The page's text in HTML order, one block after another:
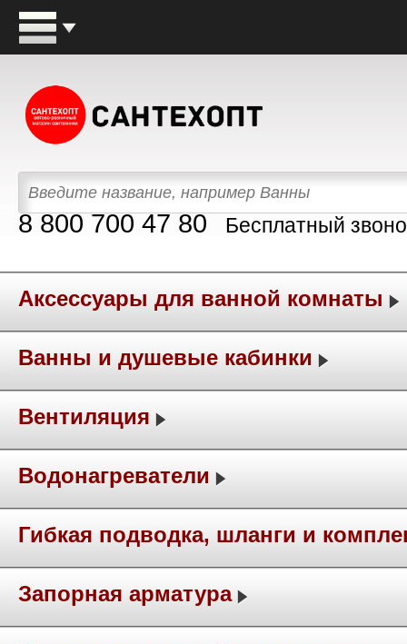
8 800 700 47 80 Бесплатный
Аксессуары для ванной комнаты
Ванны и душевые кабинки
Вентиляция
Водонагреватели
Гибкая подводка, шланги и
Запорная арматура